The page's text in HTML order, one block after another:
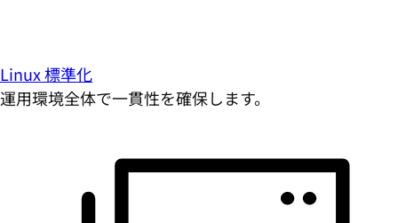
Linux 標準化
運用環境全体で一貫性を確保します。